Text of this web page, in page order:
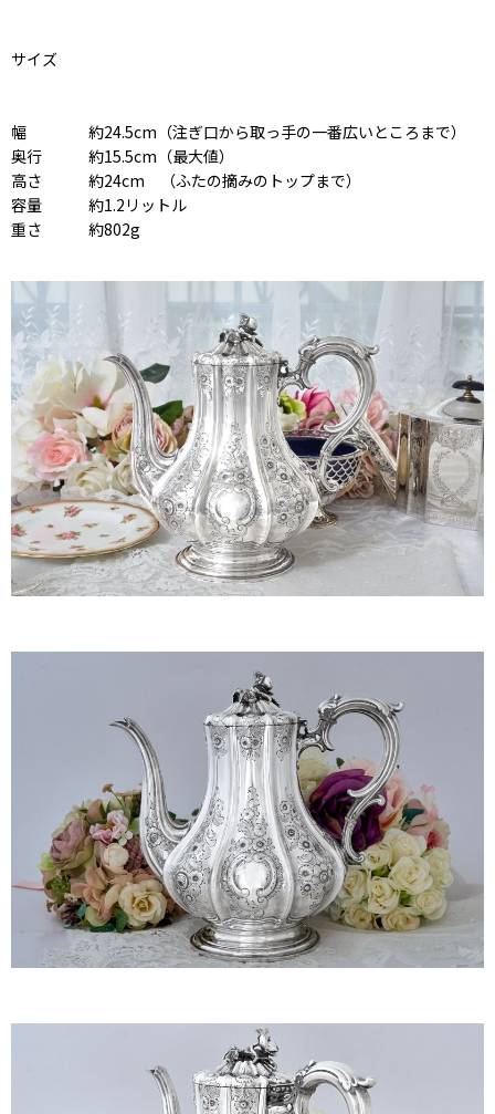
サイズ
幅 約24.5cm（注ぎ口から取っ手の一番広いところまで）
奥行 約15.5cm（最大値）
高さ 約24cm （ふたの摘みのトップまで）
容量 約1.2リットル
重さ 約802g